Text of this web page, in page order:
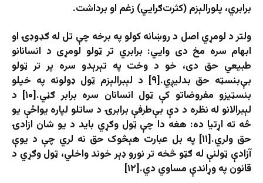
برابري، پلورالېزم (کثرت‌ګرایي) زغم او برداشت.
ولتر د لومړي اصل د روښانه کولو په برخه چې تل له ګډوډۍ او
ابهام سره مخ دی وايي: برابري تر ټولو لومړی د انسانانو
طبیعي حق دی، خو د وخت په تېرېدو سره پر تر ټولو
بې‌بنسټه حق بدلیږي.[۹] د لېبرالېزم ټول ډولونه په خپلو
بنسټیزو مفروضاتو کې ټول انسانان سره برابر ګڼي.[۱۰] د
لېبرالانو له نظره د دې بې‌طرفې برابرۍ د ساتلو لپاره یواځې یو
څه ته اړتیا ده: هغه دا چې ټول وګړي باید د یو شان ازادۍ
حق ولري.[۱۱] په بل عبارت هېڅوک حق نه لري چې د یوې
آزادې ټولنې له ګټو څخه تر نورو ډېر خوند واخلي، ټول وګړي د
قانون په وړاندې مساوي دي.[۱۲]